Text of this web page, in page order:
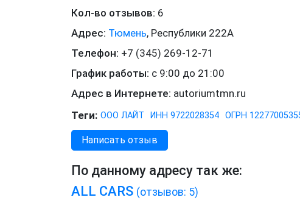
Кол-во отзывов: 6
Адрес: Тюмень, Республики 222А
Телефон: +7 (345) 269-12-71
График работы: с 9:00 до 21:00
Адрес в Интернете: autoriumtmn.ru
Теги: ООО ЛАЙТ ИНН 9722028354 ОГРН
Написать отзыв
По данному адресу так же:
ALL CARS (отзывов: 5)